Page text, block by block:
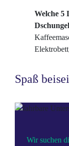
Welche 5
Spaß
Wir suchen